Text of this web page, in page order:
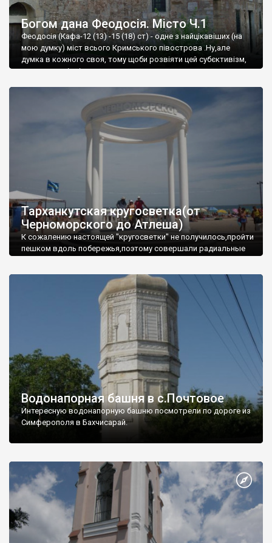
Богом дана Феодосія. Місто Ч.1
Феодосія (Кафа-12 (13) -15 (18) ст) - одне з найцікавіших (на
мою думку) міст всього Кримського півострова .Ну,але
думка в кожного своя, тому щоби розвіяти цей субєктивізм,
запрошую відвідати це
Тарханкутская кругосветка(от
Черноморского до Атлеша)
К сожалению настоящей "кругосветки" не получилось,пройти
пешком вдоль побережья,поэтому совершали радиальные
Водонапорная башня в с.Почтовое
Интересную водонапорную башню посмотрели по дороге из
Симферополя в Бахчисарай.